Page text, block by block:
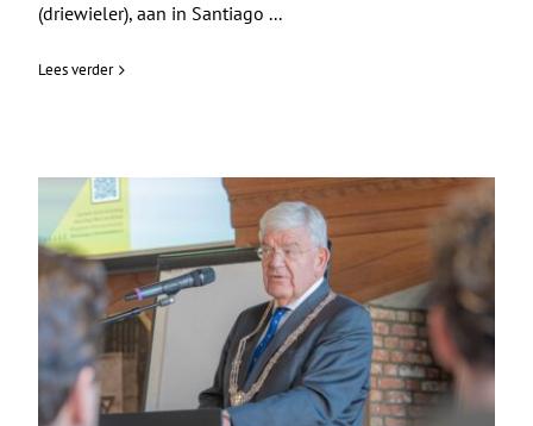
(driewieler), aan in Santiago ...
Lees verder